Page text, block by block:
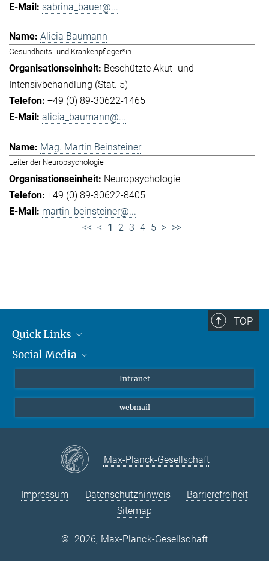
sabrina_bauer@...
Alicia Baumann
Gesundheits- und Krankenpfleger*in
Beschützte Akut- und
Intensivbehandlung (Stat. 5)
+49 (0) 89-30622-1465
alicia_baumann@...
Mag. Martin Beinsteiner
Leiter der Neuropsychologie
Neuropsychologie
+49 (0) 89-30622-8405
martin_beinsteiner@...
<< < 1 2 3 4 5 > >>
TOP
Quick Links
Student*innen/Wissenschaftler*innen
Social Media
Bluesky
YouTube
Intranet
webmail
Max-Planck-Gesellschaft
Impressum Datenschutzhinweis
Barrierefreiheit
Sitemap
© 2026, Max-Planck-Gesellschaft